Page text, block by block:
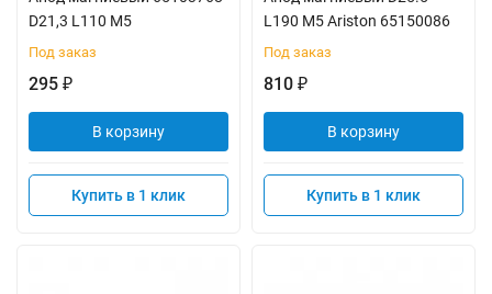
D21,3 L110 M5
Под заказ
295 ₽
В корзину
Купить в 1 клик
L190 M5 Ariston 65150086
Под заказ
810 ₽
В корзину
Купить в 1 клик